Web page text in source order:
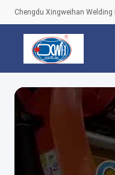
Chengdu Xingweihan Welding